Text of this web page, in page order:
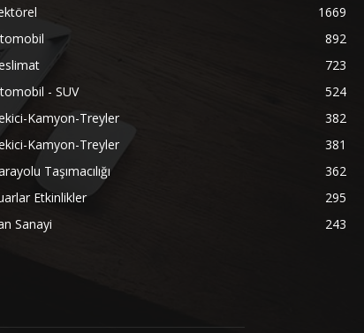
1669
892
723
- SUV
524
Kamyon-Treyler
382
Kamyon-Treyler
381
Taşımacılığı
362
Etkinlikler
295
Sanayi
243